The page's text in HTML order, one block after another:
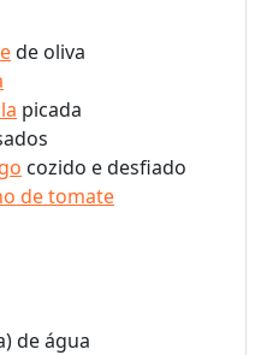
de oliva
picada
cozido e desfiado
de tomate
de água